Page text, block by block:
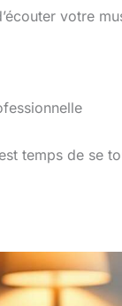
votre
temps de se